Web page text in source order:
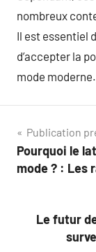
nombreux
Il est essentiel
d’accepter la
mode moderne.
de
Publication
Pourquoi le
mode ? : Les
Le futur